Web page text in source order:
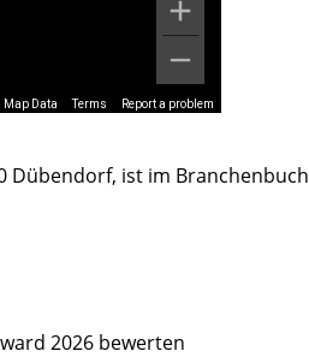
Map Data Terms Report a problem
Dübendorf, ist im Branchenbuch
2026 bewerten